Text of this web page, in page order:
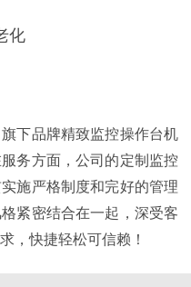
化
下品牌精致监控操作台机
务方面，公司的定制监控
施严格制度和完好的管理
紧密结合在一起，深受客
，快捷轻松可信赖！